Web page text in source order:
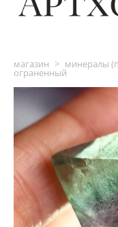
магазин > минералы
ограненный